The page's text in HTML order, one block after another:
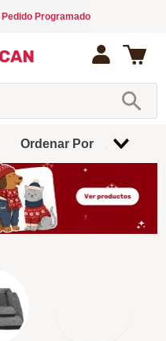
Pedido Programado
Ordenar Por
Relevancia